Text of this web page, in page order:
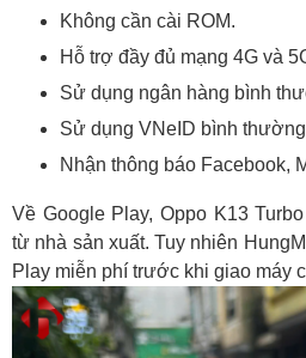
Không cần cài ROM.
Hỗ trợ đầy đủ mạng 4G và
Sử dụng ngân hàng bình
Sử dụng VNeID bình
Nhận thông báo Facebook,
Về Google Play, Oppo K13
từ nhà sản xuất. Tuy nhiên
Play miễn phí trước khi giao máy